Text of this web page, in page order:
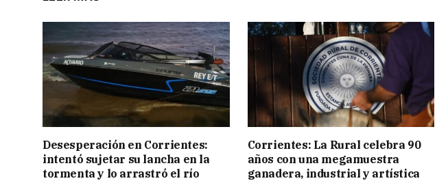
Desesperación en Corrientes:
intentó sujetar su lancha en la
tormenta y lo arrastró el río
Corrientes: La Rural celebra 90
años con una megamuestra
ganadera, industrial y artística